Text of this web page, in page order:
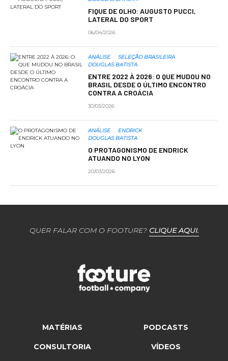
FIQUE DE OLHO: AUGUSTO PUCCI,
LATERAL DO SPORT
06/04/2026
ANÁLISE
SELEÇÃO BRASILEIRA
DOUGLAS BATISTA
ENTRE 2022 À 2026: O QUE MUDOU NO
BRASIL DESDE O ÚLTIMO ENCONTRO
CONTRA A CROÁCIA
30/03/2026
ANÁLISE
ENDRICK
DOUGLAS BATISTA
O PROTAGONISMO DE ENDRICK
ATUANDO NO LYON
20/03/2026
QUER FALAR COM O FOOTURE? CLIQUE AQUI.
MATÉRIAS PODCASTS
CONSULTORIA VÍDEOS